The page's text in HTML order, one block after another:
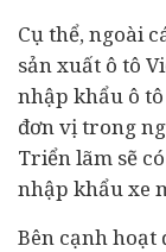
Cụ thể, ngoài
sản xuất ô tô
nhập khẩu ô
đơn vị trong
Triển lãm sẽ
nhập khẩu xe
Bên cạnh hoạt